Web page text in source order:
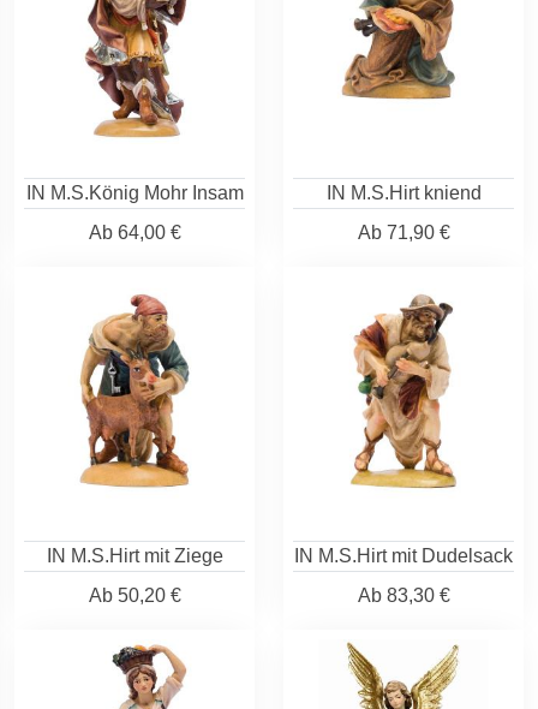
IN M.S.König Mohr Insam
Ab64,00 €
IN M.S.Hirt kniend
Ab71,90 €
IN M.S.Hirt mit Ziege
Ab50,20 €
IN M.S.Hirt mit Dudelsack
Ab83,30 €